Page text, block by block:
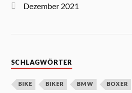
Dezember 2021
SCHLAGWÖRTER
BIKE BIKER BMW BOXER